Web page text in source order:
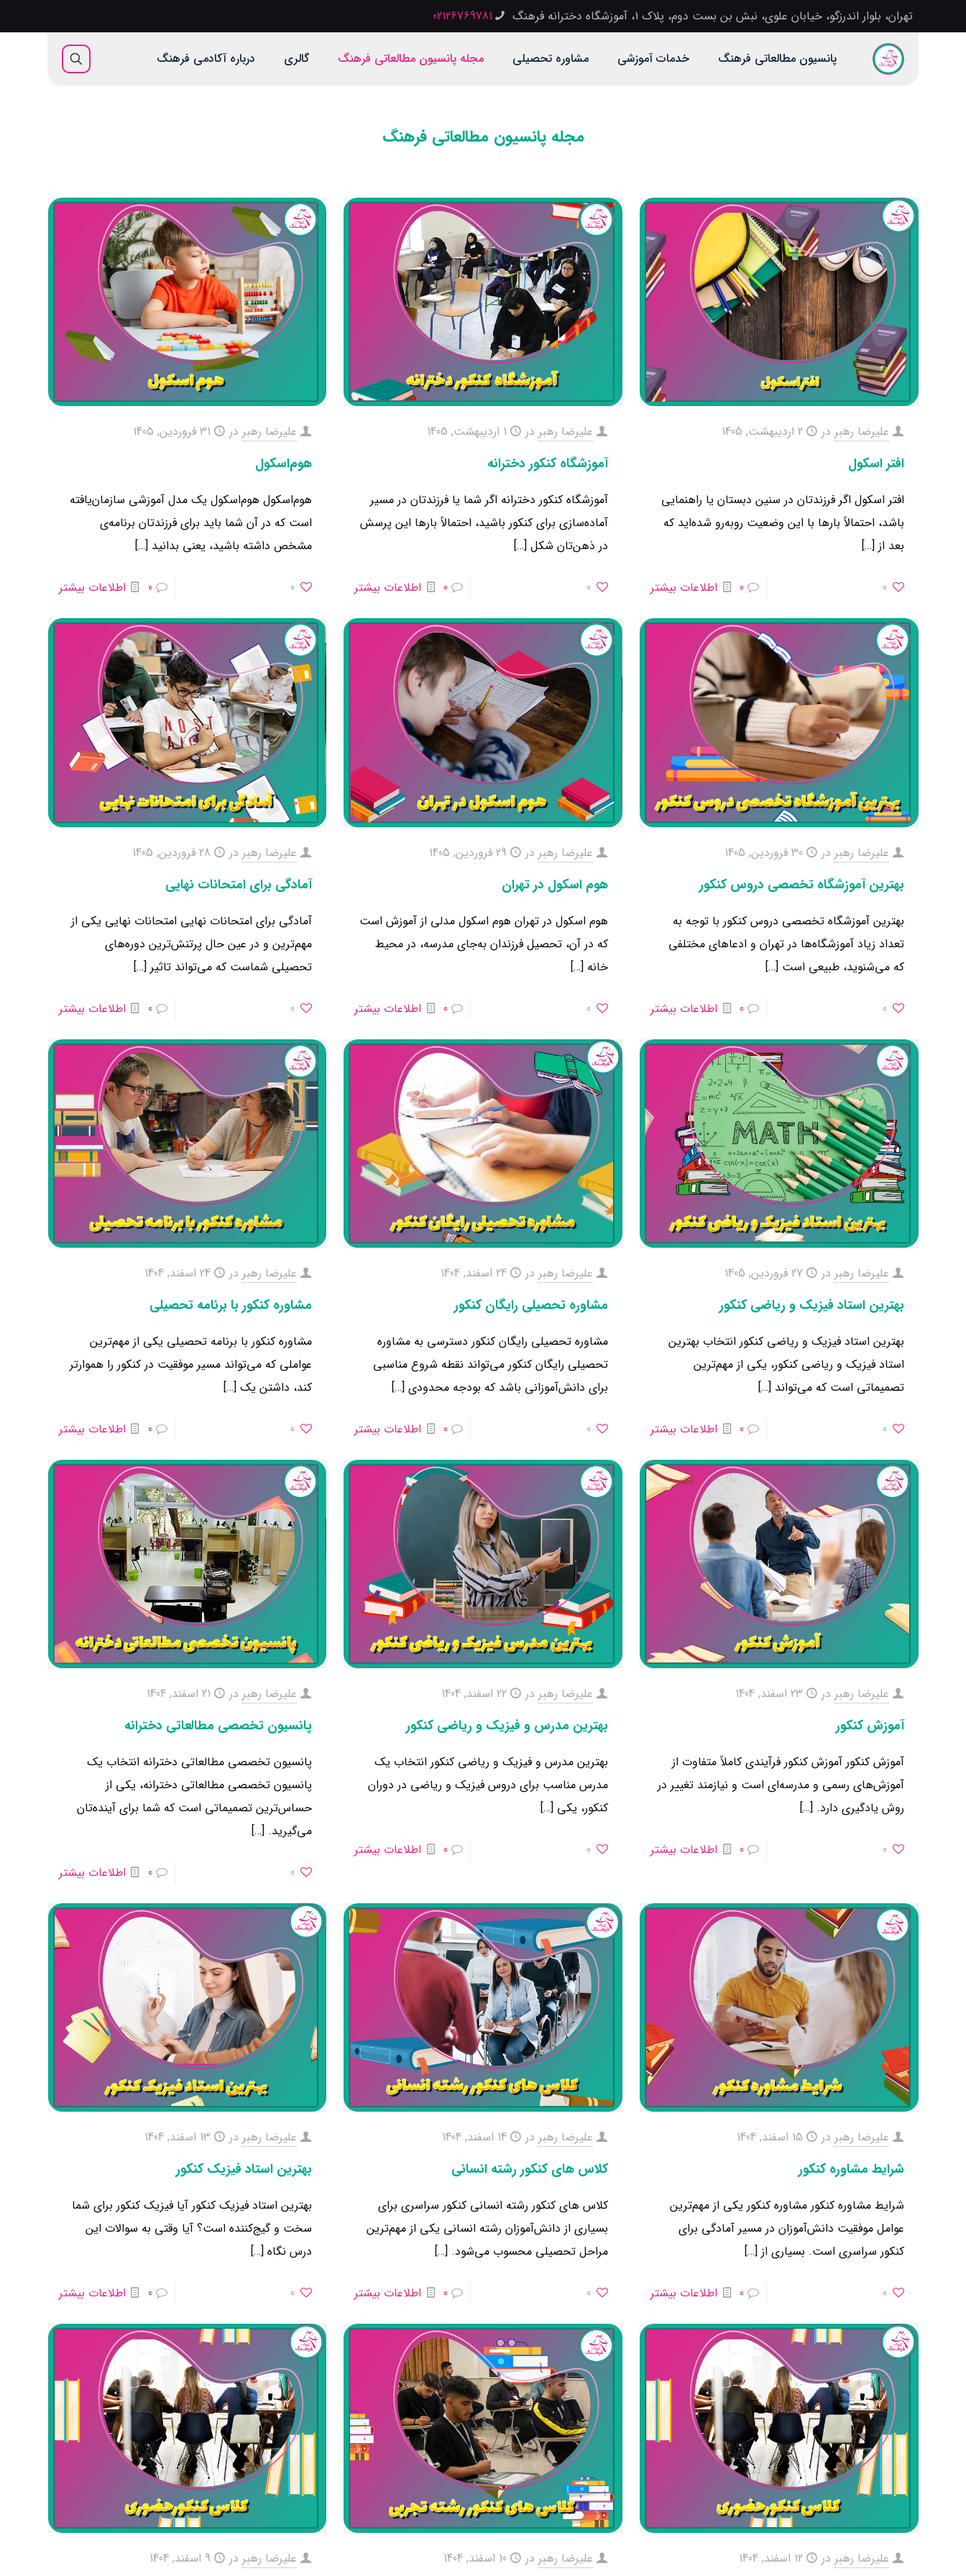
تهران، بلوار اندرزگو، خیابان علوی، نبش بن بست دوم، پلاک 1، آموزشگاه دخترانه فرهنگ 02126769781
پانسیون مطالعاتی فرهنگ خدمات آموزشی مشاوره تحصیلی مجله پانسیون مطالعاتی فرهنگ گالری درباره آکادمی فرهنگ
مجله پانسیون مطالعاتی فرهنگ
علیرضا رهبر در 2 اردیبهشت, 1405
افتر اسکول
افتر اسکول اگر فرزندتان در سنین دبستان یا راهنمایی
باشد، احتمالاً بارها با این وضعیت روبه‌رو شده‌اید که
بعد از […]
0
0 اطلاعات بیشتر
علیرضا رهبر در 1 اردیبهشت, 1405
آموزشگاه کنکور دخترانه
آموزشگاه کنکور دخترانه اگر شما یا فرزندتان در مسیر
آماده‌سازی برای کنکور باشید، احتمالاً بارها این پرسش
در ذهن‌تان شکل […]
0
0 اطلاعات بیشتر
علیرضا رهبر در 31 فروردین, 1405
هوم‌اسکول
هوم‌اسکول هوم‌اسکول یک مدل آموزشی سازمان‌یافته
است که در آن شما باید برای فرزندتان برنامه‌ی
مشخص داشته باشید، یعنی بدانید […]
0
0 اطلاعات بیشتر
علیرضا رهبر در 30 فروردین, 1405
بهترین آموزشگاه تخصصی دروس کنکور
بهترین آموزشگاه تخصصی دروس کنکور با توجه به
تعداد زیاد آموزشگاه‌ها در تهران و ادعاهای مختلفی
که می‌شنوید، طبیعی است […]
0
0 اطلاعات بیشتر
علیرضا رهبر در 29 فروردین, 1405
هوم اسکول در تهران
هوم اسکول در تهران هوم اسکول مدلی از آموزش است
که در آن، تحصیل فرزندان به‌جای مدرسه، در محیط
خانه […]
0
0 اطلاعات بیشتر
علیرضا رهبر در 28 فروردین, 1405
آمادگی برای امتحانات نهایی
آمادگی برای امتحانات نهایی امتحانات نهایی یکی از
مهم‌ترین و در عین حال پرتنش‌ترین دوره‌های
تحصیلی شماست که می‌تواند تاثیر […]
0
0 اطلاعات بیشتر
علیرضا رهبر در 27 فروردین, 1405
بهترین استاد فیزیک و ریاضی کنکور
بهترین استاد فیزیک و ریاضی کنکور انتخاب بهترین
استاد فیزیک و ریاضی کنکور، یکی از مهم‌ترین
تصمیماتی است که می‌تواند […]
0
0 اطلاعات بیشتر
علیرضا رهبر در 24 اسفند, 1404
مشاوره تحصیلی رایگان کنکور
مشاوره تحصیلی رایگان کنکور دسترسی به مشاوره
تحصیلی رایگان کنکور می‌تواند نقطه شروع مناسبی
برای دانش‌آموزانی باشد که بودجه محدودی […]
0
0 اطلاعات بیشتر
علیرضا رهبر در 24 اسفند, 1404
مشاوره کنکور با برنامه تحصیلی
مشاوره کنکور با برنامه تحصیلی یکی از مهم‌ترین
عواملی که می‌تواند مسیر موفقیت در کنکور را هموارتر
کند، داشتن یک […]
0
0 اطلاعات بیشتر
علیرضا رهبر در 23 اسفند, 1404
آموزش کنکور
آموزش کنکور آموزش کنکور فرآیندی کاملاً متفاوت از
آموزش‌های رسمی و مدرسه‌ای است و نیازمند تغییر در
روش یادگیری دارد. […]
0
0 اطلاعات بیشتر
علیرضا رهبر در 22 اسفند, 1404
بهترین مدرس و فیزیک و ریاضی کنکور
بهترین مدرس و فیزیک و ریاضی کنکور انتخاب یک
مدرس مناسب برای دروس فیزیک و ریاضی در دوران
کنکور، یکی […]
0
0 اطلاعات بیشتر
علیرضا رهبر در 21 اسفند, 1404
پانسیون تخصصی مطالعاتی دخترانه
پانسیون تخصصی مطالعاتی دخترانه انتخاب یک
پانسیون تخصصی مطالعاتی دخترانه، یکی از
حساس‌ترین تصمیماتی است که شما برای آینده‌تان
می‌گیرید. […]
0
0 اطلاعات بیشتر
علیرضا رهبر در 15 اسفند, 1404
شرایط مشاوره کنکور
شرایط مشاوره کنکور مشاوره کنکور یکی از مهم‌ترین
عوامل موفقیت دانش‌آموزان در مسیر آمادگی برای
کنکور سراسری است. بسیاری از […]
0
0 اطلاعات بیشتر
علیرضا رهبر در 14 اسفند, 1404
کلاس های کنکور رشته انسانی
کلاس های کنکور رشته انسانی کنکور سراسری برای
بسیاری از دانش‌آموزان رشته انسانی یکی از مهم‌ترین
مراحل تحصیلی محسوب می‌شود. […]
0
0 اطلاعات بیشتر
علیرضا رهبر در 13 اسفند, 1404
بهترین استاد فیزیک کنکور
بهترین استاد فیزیک کنکور آیا فیزیک کنکور برای شما
سخت و گیج‌کننده است؟ آیا وقتی به سوالات این
درس نگاه […]
0
0 اطلاعات بیشتر
علیرضا رهبر در 12 اسفند, 1404 علیرضا رهبر در 10 اسفند, 1404 علیرضا رهبر در 9 اسفند, 1404